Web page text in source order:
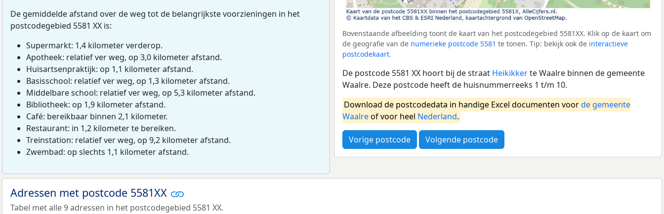
De gemiddelde afstand over de weg tot de belangrijkste voorzieningen in het
postcodegebied 5581 XX is:
Supermarkt: 1,4 kilometer verderop.
Apotheek: relatief ver weg, op 3,0 kilometer afstand.
Huisartsenpraktijk: op 1,1 kilometer afstand.
Basisschool: relatief ver weg, op 1,3 kilometer afstand.
Middelbare school: relatief ver weg, op 5,3 kilometer afstand.
Bibliotheek: op 1,9 kilometer afstand.
Café: bereikbaar binnen 2,1 kilometer.
Restaurant: in 1,2 kilometer te bereiken.
Treinstation: relatief ver weg, op 9,2 kilometer afstand.
Zwembad: op slechts 1,1 kilometer afstand.
Bovenstaande afbeelding toont de kaart van het postcodegebied 5581XX. Klik op de kaart om
de geografie van de numerieke postcode 5581 te tonen. Tip: bekijk ook de interactieve
postcodekaart.
De postcode 5581 XX hoort bij de straat Heikikkerte Waalre binnen de gemeente
Waalre. Deze postcode heeft de huisnummerreeks 1 t/m 10.
Download de postcodedata in handige Excel documenten voorde gemeente
Waalreof voor heel Nederland.
Vorige postcode Volgende postcode
Adressen met postcode 5581XX
Tabel met alle 9 adressen in het postcodegebied 5581 XX.